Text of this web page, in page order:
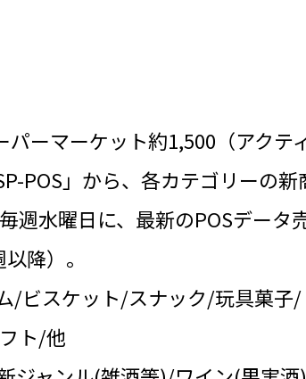
ーマーケット約1,500（アクテ
POS」から、各カテゴリーの新
週水曜日に、最新のPOSデータ
降）。
ビスケット/スナック/玩具菓子/
ト/他